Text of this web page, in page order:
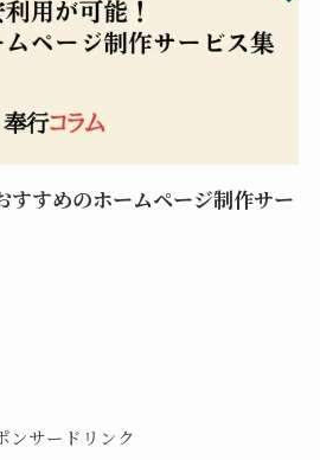
すすめのホームページ制作サー
ンサードリンク